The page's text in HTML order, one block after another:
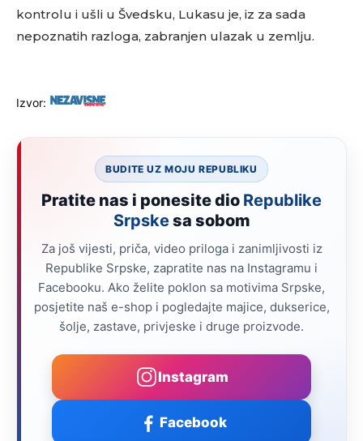
kontrolu i ušli u Švedsku, Lukasu je, iz za sada
nepoznatih razloga, zabranjen ulazak u zemlju.
Izvor:
BUDITE UZ MOJU REPUBLIKU
Pratite nas i ponesite dio Republike
Srpskesa sobom
Za još vijesti, priča, video priloga i zanimljivosti iz
Republike Srpske, zapratite nas na Instagramu i
Facebooku. Ako želite poklon sa motivima Srpske,
posjetite naš e-shop i pogledajte majice, dukserice,
šolje, zastave, privjeske i druge proizvode.
Instagram
Facebook